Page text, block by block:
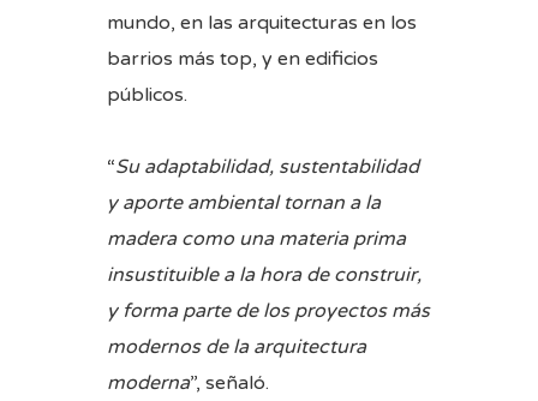
mundo, en las arquitecturas en los
barrios más top, y en edificios
públicos.
“Su adaptabilidad, sustentabilidad
y aporte ambiental tornan a la
madera como una materia prima
insustituible a la hora de construir,
y forma parte de los proyectos más
modernos de la arquitectura
moderna”, señaló.